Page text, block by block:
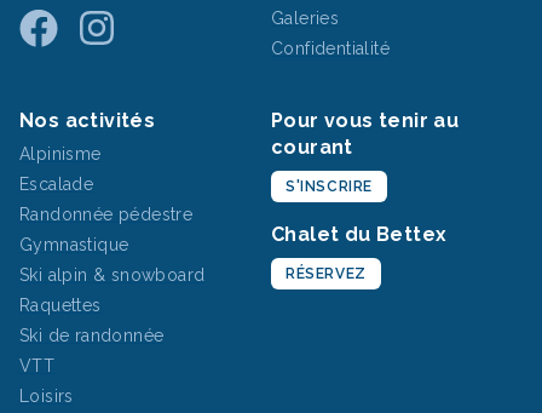
Galeries
Confidentialité
Nos activités
Alpinisme
Escalade
Randonnée pédestre
Gymnastique
Ski alpin & snowboard
Raquettes
Ski de randonnée
VTT
Loisirs
Pour vous tenir au
courant
S'INSCRIRE
Chalet du Bettex
RÉSERVEZ